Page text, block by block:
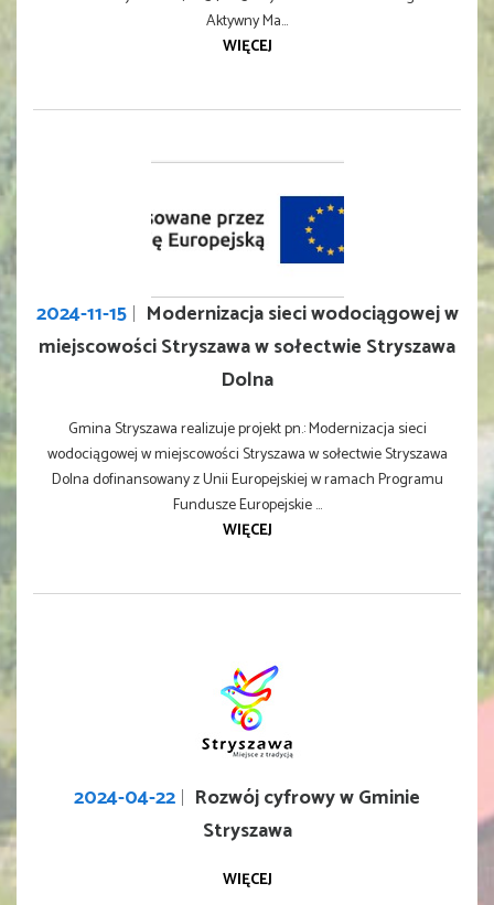
Aktywny Ma...
WIĘCEJ
2024-11-15
Modernizacja sieci wodociągowej w
miejscowości Stryszawa w sołectwie Stryszawa
Dolna
Gmina Stryszawa realizuje projekt pn.: Modernizacja sieci
wodociągowej w miejscowości Stryszawa w sołectwie Stryszawa
Dolna dofinansowany z Unii Europejskiej w ramach Programu
Fundusze Europejskie ...
WIĘCEJ
2024-04-22
Rozwój cyfrowy w Gminie
Stryszawa
WIĘCEJ